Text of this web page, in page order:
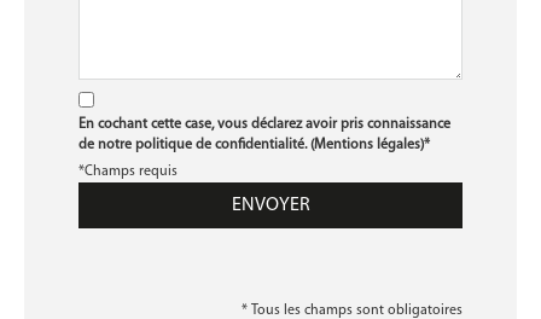
En cochant cette case, vous déclarez avoir pris connaissance
de notre politique de confidentialité. (Mentions légales)*
*Champs requis
* Tous les champs sont obligatoires